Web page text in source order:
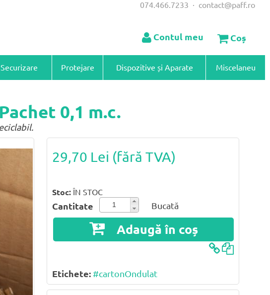
Contul meu Coș
074.466.7233 · contact@paff.ro
Protejare Dispozitive și Aparate Miscelaneu
0,1 m.c.
29,70 Lei (fără TVA)
Stoc: ÎN STOC
Cantitate Bucată
Adaugă în coș
Etichete: #cartonOndulat